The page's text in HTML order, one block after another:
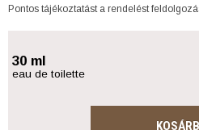
Pontos tájékoztatást a rendelést
30 ml
eau de toilette